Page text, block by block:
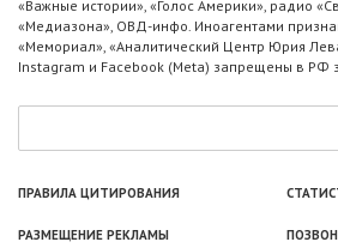
«Важные истории», «Голос Америки», радио
«Медиазона», ОВД-инфо. Иноагентами
«Мемориал», «Аналитический Центр Юрия
Instagram и Facebook (Metа) запрещены в РФ
ПРАВИЛА ЦИТИРОВАНИЯ
РАЗМЕЩЕНИЕ РЕКЛАМЫ